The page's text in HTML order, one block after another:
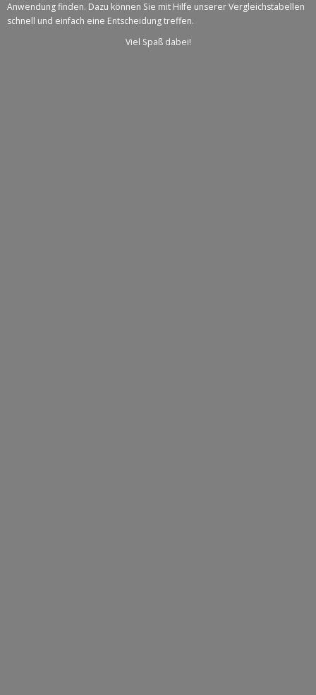
Anwendung finden. Dazu können Sie mit Hilfe unserer Vergleichstabellen
schnell und einfach eine Entscheidung treffen.
Viel Spaß dabei!